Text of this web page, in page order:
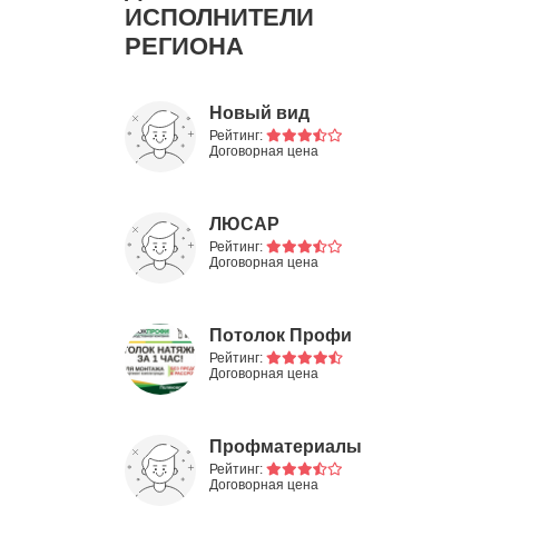
ИСПОЛНИТЕЛИ
РЕГИОНА
Новый вид
Рейтинг:
Договорная цена
ЛЮСАР
Рейтинг:
Договорная цена
Потолок Профи
Рейтинг:
Договорная цена
Профматериалы
Рейтинг:
Договорная цена